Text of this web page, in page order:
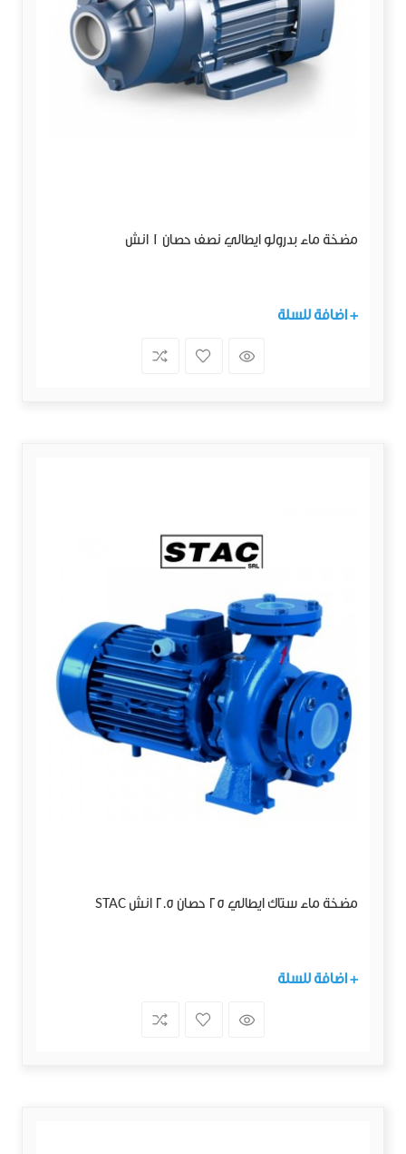
مضخة ماء بدرولو ايطالي نصف حصان 1 انش
+ اضافة للسلة
مضخة ماء ستاك ايطالي 25 حصان 2.5 انش STAC
+ اضافة للسلة